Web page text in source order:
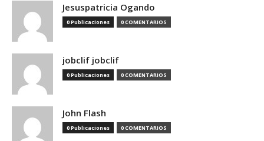
Jesuspatricia Ogando
0 Publicaciones 0 COMENTARIOS
jobclif jobclif
0 Publicaciones 0 COMENTARIOS
John Flash
0 Publicaciones 0 COMENTARIOS